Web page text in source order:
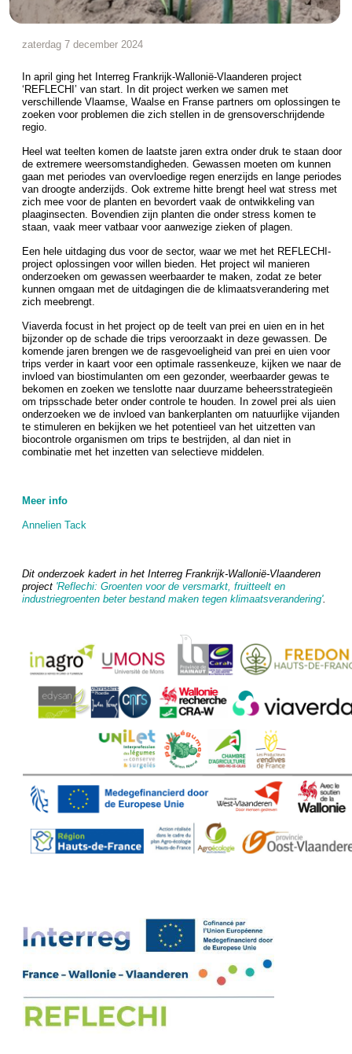
zaterdag 7 december 2024
In april ging het Interreg Frankrijk-Wallonië-Vlaanderen project
‘REFLECHI’ van start. In dit project werken we samen met
verschillende Vlaamse, Waalse en Franse partners om oplossingen te
zoeken voor problemen die zich stellen in de grensoverschrijdende
regio.
Heel wat teelten komen de laatste jaren extra onder druk te staan door
de extremere weersomstandigheden. Gewassen moeten om kunnen
gaan met periodes van overvloedige regen enerzijds en lange periodes
van droogte anderzijds. Ook extreme hitte brengt heel wat stress met
zich mee voor de planten en bevordert vaak de ontwikkeling van
plaaginsecten. Bovendien zijn planten die onder stress komen te
staan, vaak meer vatbaar voor aanwezige zieken of plagen.
Een hele uitdaging dus voor de sector, waar we met het REFLECHI-
project oplossingen voor willen bieden. Het project wil manieren
onderzoeken om gewassen weerbaarder te maken, zodat ze beter
kunnen omgaan met de uitdagingen die de klimaatsverandering met
zich meebrengt.
Viaverda focust in het project op de teelt van prei en uien en in het
bijzonder op de schade die trips veroorzaakt in deze gewassen. De
komende jaren brengen we de rasgevoeligheid van prei en uien voor
trips verder in kaart voor een optimale rassenkeuze, kijken we naar de
invloed van biostimulanten om een gezonder, weerbaarder gewas te
bekomen en zoeken we tenslotte naar duurzame beheersstrategieën
om tripsschade beter onder controle te houden. In zowel prei als uien
onderzoeken we de invloed van bankerplanten om natuurlijke vijanden
te stimuleren en bekijken we het potentieel van het uitzetten van
biocontrole organismen om trips te bestrijden, al dan niet in
combinatie met het inzetten van selectieve middelen.
Meer info
Annelien Tack
Dit onderzoek kadert in het Interreg Frankrijk-Wallonië-Vlaanderen
project 'Reflechi: Groenten voor de versmarkt, fruitteelt en
industriegroenten beter bestand maken tegen klimaatsverandering'.